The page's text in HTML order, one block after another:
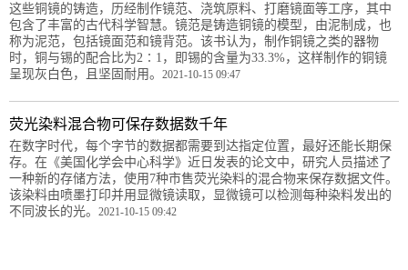
这些铜镜的铸造，历经制作镜范、浇筑原料、打磨镜面等工序，其中
包含了丰富的古代科学智慧。镜范是铸造铜镜的模型，由泥制成，也
称为泥范，包括镜面范和镜背范。该书认为，制作铜镜之类的器物
时，铜与锡的配合比为2∶1，即锡的含量为33.3%，这样制作的铜镜
呈现灰白色，且坚固耐用。 2021-10-15 09:47
荧光染料混合物可保存数据数千年
在数字时代，每个字节的数据都需要到达指定位置，最好还能长期保
存。在《美国化学会中心科学》近日发表的论文中，研究人员描述了
一种新的存储方法，使用7种市售荧光染料的混合物来保存数据文件。
该染料由喷墨打印并用显微镜读取，显微镜可以检测每种染料发出的
不同波长的光。 2021-10-15 09:42